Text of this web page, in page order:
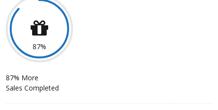
87
87% More
Sales Completed